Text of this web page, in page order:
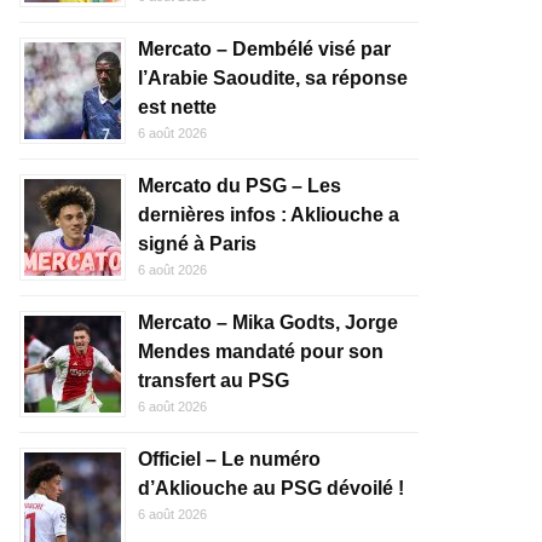
Mercato – Dembélé visé par
l’Arabie Saoudite, sa réponse
est nette
6 août 2026
Mercato du PSG – Les
dernières infos : Akliouche a
signé à Paris
6 août 2026
Mercato – Mika Godts, Jorge
Mendes mandaté pour son
transfert au PSG
6 août 2026
Officiel – Le numéro
d’Akliouche au PSG dévoilé !
6 août 2026